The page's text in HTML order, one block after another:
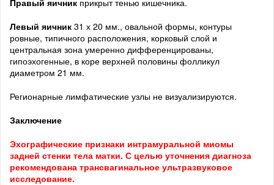
Левый яичник 31 х 20 мм., овальной формы, контуры
ровные, типичного расположения, корковый слой и
центральная зона умеренно дифференцированы,
гипоэхогенные, в коре верхней половины фолликул
диаметром 21 мм.
Регионарные лимфатические узлы не визуализируются.
Заключение
Эхографические признаки интрамуральной миомы
задней стенки тела матки. С целью уточнения диагноза
рекомендована трансвагинальное ультразвуковое
исследование.